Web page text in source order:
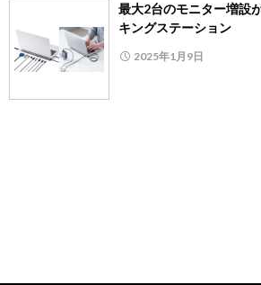
最大2台のモニター増設
キングステーション
2025年1月9日